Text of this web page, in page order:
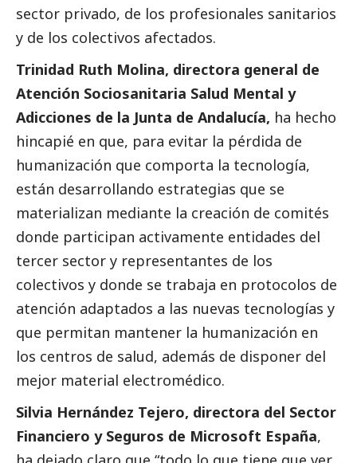
sector privado, de los profesionales sanitarios
y de los colectivos afectados.
Trinidad Ruth Molina, directora general de
Atención Sociosanitaria Salud Mental y
Adicciones de la Junta de Andalucía, ha hecho
hincapié en que, para evitar la pérdida de
humanización que comporta la tecnología,
están desarrollando estrategias que se
materializan mediante la creación de comités
donde participan activamente entidades del
tercer sector y representantes de los
colectivos y donde se trabaja en protocolos de
atención adaptados a las nuevas tecnologías y
que permitan mantener la humanización en
los centros de salud, además de disponer del
mejor material electromédico.
Silvia Hernández Tejero, directora del Sector
Financiero y Seguros de Microsoft España,